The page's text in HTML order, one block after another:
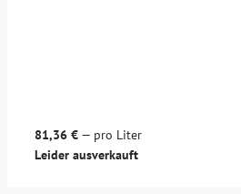
81,36 € — pro Liter
Leider ausverkauft